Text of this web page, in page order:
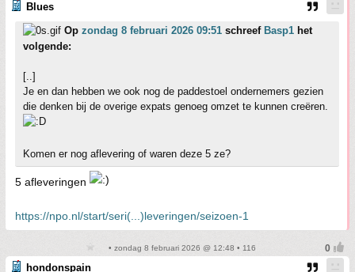
Blues
Op zondag 8 februari 2026 09:51 schreef Basp1 het
volgende:
[..]
Je en dan hebben we ook nog de paddestoel ondernemers gezien
die denken bij de overige expats genoeg omzet te kunnen creëren.
Komen er nog aflevering of waren deze 5 ze?
5 afleveringen
https://npo.nl/start/seri(...)leveringen/seizoen-1
• zondag 8 februari 2026 @ 12:48 • 116
hondonspain